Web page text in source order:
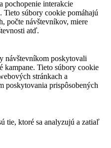
pochopenie interakcie
súbory cookie pomáhajú
počte návštevníkov, miere
atď.
návštevníkom poskytovali
kampane. Tieto súbory cookie
stránkach a
poskytovania prispôsobených
tie, ktoré sa analyzujú a zatiaľ